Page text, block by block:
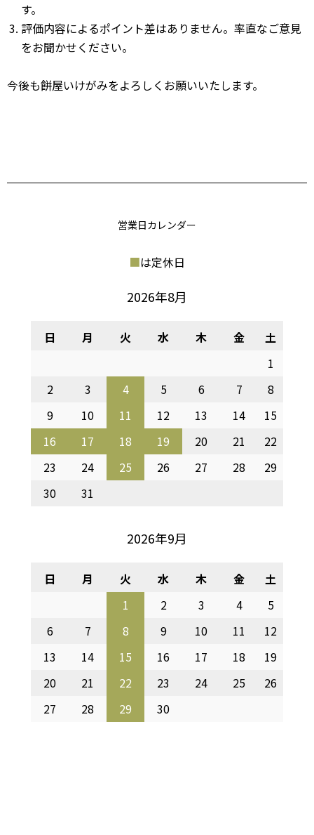
す。
評価内容によるポイント差はありません。率直なご意見
をお聞かせください。
今後も餅屋いけがみをよろしくお願いいたします。
営業日カレンダー
■は定休日
2026年8月
日 月 火 水 木 金
土
1
2
3 4 5 6 7
8
9
10 11 12 13 14
15
16
17 18 19 20 21
22
23
24 25 26 27 28
29
30
31
2026年9月
日 月 火 水 木 金
土
1
2 3 4
5
6
7 8 9 10 11
12
13
14 15 16 17 18
19
20
21 22 23 24 25
26
27
28 29 30